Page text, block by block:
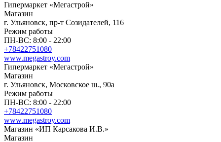
Гипермаркет «Мегастрой»
Магазин
г. Ульяновск, пр-т Созидателей, 116
Режим работы
ПН-ВС: 8:00 - 22:00
+78422751080
www.megastroy.com
Гипермаркет «Мегастрой»
Магазин
г. Ульяновск, Московское ш., 90а
Режим работы
ПН-ВС: 8:00 - 22:00
+78422751080
www.megastroy.com
Магазин «ИП Карсакова И.В.»
Магазин